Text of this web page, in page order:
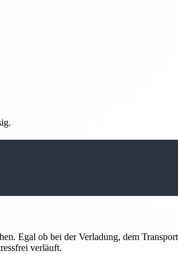
Egal ob bei der Verladung, dem
verläuft.